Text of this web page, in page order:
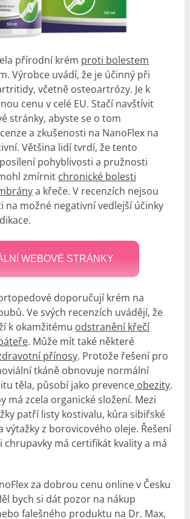
přírodní krém proti bolestem
Výrobce uvádí, že je účinný při
včetně osteoartrózy. Je k
cenu v celé EU. Stačí navštívit
stránky, abyste se o tom
a zkušenosti na NanoFlex na
Většina lidí tvrdí, že tento
pohyblivosti a pružnosti
zmírnit chronické bolesti
a křeče. V recenzích nejsou
na možné negativní vedlejší účinky
WEBOVÉ STRÁNKY
doporučují krém na
Ve svých recenzích uvádějí, že
k okamžitému odstranění křečí
. Může mít také některé
přínosy. Protože řešení pro
tkáně obnovuje normální
těla, působí jako prevence obezity.
má zcela organické složení. Mezi
patří listy kostivalu, kůra sibiřské
výtažky z borovicového oleje. Řešení
chrupavky má certifikát kvality a má
za dobrou cenu online v Česku
bych si dát pozor na nákup
falešného produktu na Dr. Max,